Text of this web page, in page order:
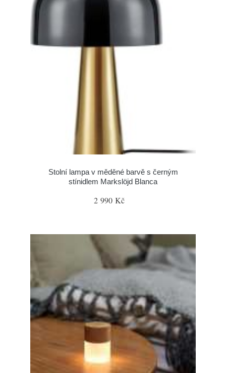
Stolní lampa v měděné barvě s černým
stínidlem Markslöjd Blanca
2 990 Kč